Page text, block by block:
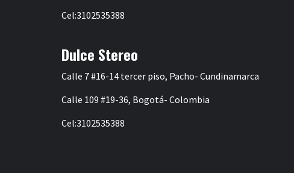
Cel:3102535388
Dulce Stereo
Calle 7 #16-14 tercer piso, Pacho- Cundinamarca
Calle 109 #19-36, Bogotá- Colombia
Cel:3102535388